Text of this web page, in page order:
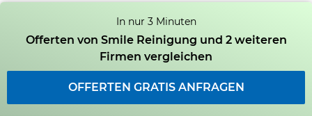
In nur 3 Minuten
Offerten von Smile Reinigung und 2 weiteren
Firmen vergleichen
OFFERTEN GRATIS ANFRAGEN